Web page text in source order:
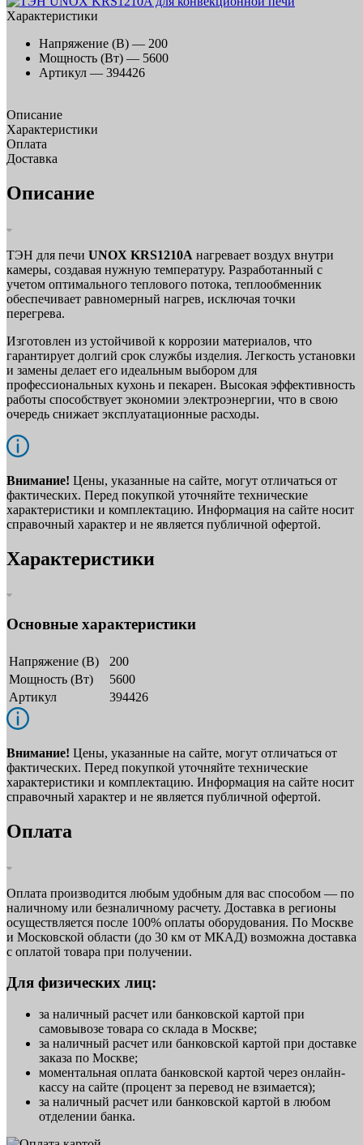
Характеристики
Напряжение (В) — 200
Мощность (Вт) — 5600
Артикул — 394426
Описание
Характеристики
Оплата
Доставка
Описание
ТЭН для печи UNOX KRS1210A нагревает воздух внутри
камеры, создавая нужную температуру. Разработанный с
учетом оптимального теплового потока, теплообменник
обеспечивает равномерный нагрев, исключая точки
перегрева.
Изготовлен из устойчивой к коррозии материалов, что
гарантирует долгий срок службы изделия. Легкость установки
и замены делает его идеальным выбором для
профессиональных кухонь и пекарен. Высокая эффективность
работы способствует экономии электроэнергии, что в свою
очередь снижает эксплуатационные расходы.
Внимание! Цены, указанные на сайте, могут отличаться от
фактических. Перед покупкой уточняйте технические
характеристики и комплектацию. Информация на сайте носит
справочный характер и не является публичной офертой.
Характеристики
Основные характеристики
Напряжение (В)
200
Мощность (Вт)
5600
Артикул
394426
Внимание! Цены, указанные на сайте, могут отличаться от
фактических. Перед покупкой уточняйте технические
характеристики и комплектацию. Информация на сайте носит
справочный характер и не является публичной офертой.
Оплата
Оплата производится любым удобным для вас способом — по
наличному или безналичному расчету. Доставка в регионы
осуществляется после 100% оплаты оборудования. По Москве
и Московской области (до 30 км от МКАД) возможна доставка
с оплатой товара при получении.
Для физических лиц:
за наличный расчет или банковской картой при
самовывозе товара со склада в Москве;
за наличный расчет или банковской картой при доставке
заказа по Москве;
моментальная оплата банковской картой через онлайн-
кассу на сайте (процент за перевод не взимается);
за наличный расчет или банковской картой в любом
отделении банка.